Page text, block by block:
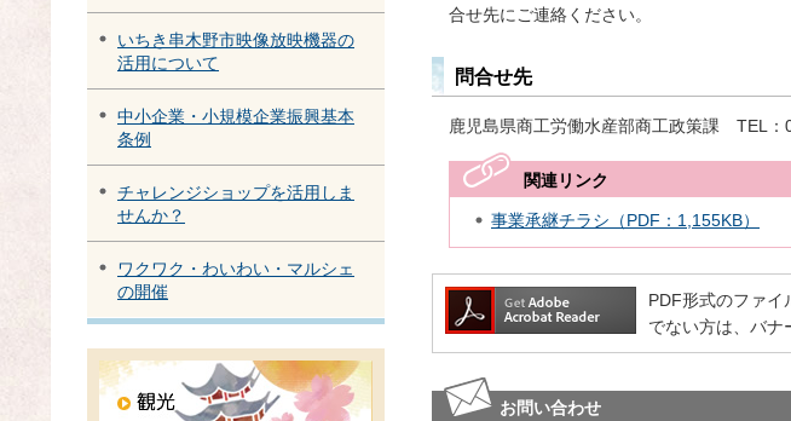
いちき串木野市映像放映機器の
活用について
中小企業・小規模企業振興基本
条例
チャレンジショップを活用しま
せんか？
ワクワク・わいわい・マルシェ
の開催
合せ先にご連絡ください。
問合せ先
鹿児島県商工労働水産部商工政策課 TEL：
関連リンク
事業承継チラシ（PDF：1,155KB）
PDF形式のファ
でない方は、バナ
お問い合わせ